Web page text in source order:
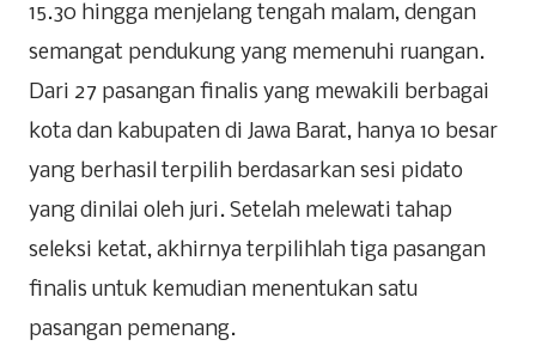
15.30 hingga menjelang tengah malam, dengan
semangat pendukung yang memenuhi ruangan.
Dari 27 pasangan finalis yang mewakili berbagai
kota dan kabupaten di Jawa Barat, hanya 10 besar
yang berhasil terpilih berdasarkan sesi pidato
yang dinilai oleh juri. Setelah melewati tahap
seleksi ketat, akhirnya terpilihlah tiga pasangan
finalis untuk kemudian menentukan satu
pasangan pemenang.